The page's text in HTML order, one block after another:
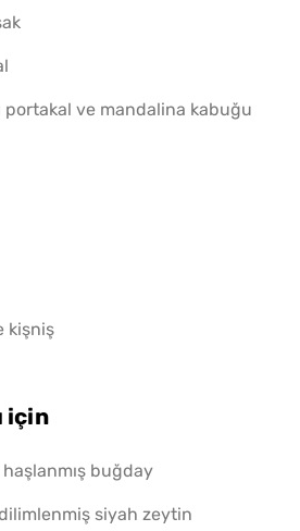
portakal ve mandalina kabuğu
kişniş
için
haşlanmış buğday
siyah zeytin